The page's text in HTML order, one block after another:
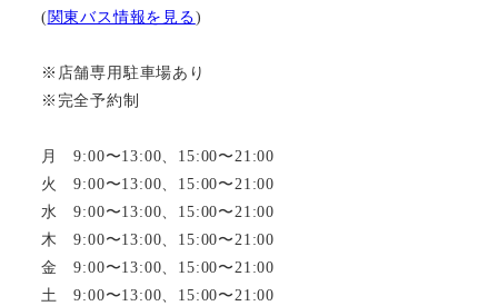
(関東バス情報を見る)
※店舗専用駐車場あり
※完全予約制
月 9:00〜13:00、15:00〜21:00
火 9:00〜13:00、15:00〜21:00
水 9:00〜13:00、15:00〜21:00
木 9:00〜13:00、15:00〜21:00
金 9:00〜13:00、15:00〜21:00
土 9:00〜13:00、15:00〜21:00